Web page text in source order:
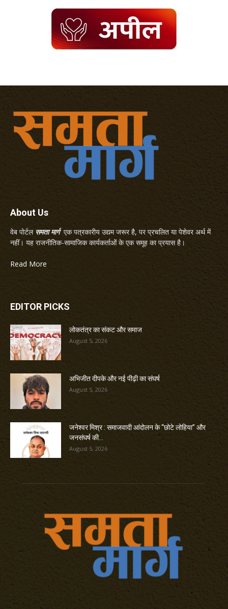
About Us
वेब पोर्टल समता मार्गएक पत्रकारीय उद्यम जरूर है, पर प्रचलित या पेशेवर अर्थ में
नहीं। यह राजनीतिक-सामाजिक कार्यकर्ताओं के एक समूह का प्रयास है।
Read More
EDITOR PICKS
लोकतंत्र का संकट और समाज
August 5, 2026
अभिजीत दीपके और नई पीढ़ी का संघर्ष
August 5, 2026
जनेश्वर मिश्र : समाजवादी आंदोलन के “छोटे लोहिया” और
जनसंघर्ष की...
August 5, 2026